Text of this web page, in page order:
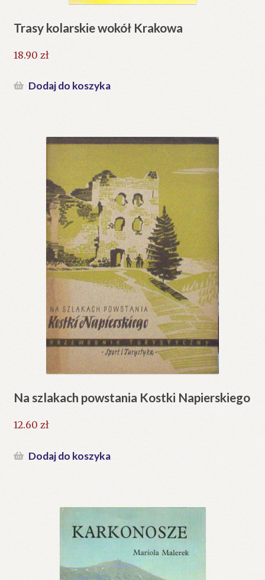
Trasy kolarskie wokół Krakowa
18.90 zł
Dodaj do koszyka
Na szlakach powstania Kostki Napierskiego
12.60 zł
Dodaj do koszyka